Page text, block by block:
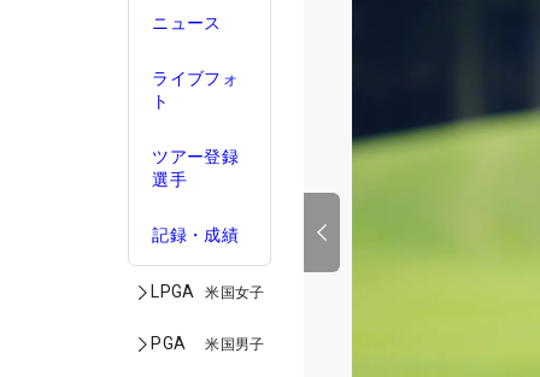
ニュース
ライブフォ
ト
ツアー登録
選手
記録・成績
LPGA 米国女子
PGA 米国男子